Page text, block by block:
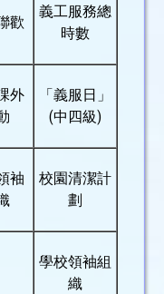
歡
義工服務總
時數
外
「義服日」
(中四級)
袖
校園清潔計
劃
學校領袖組
織